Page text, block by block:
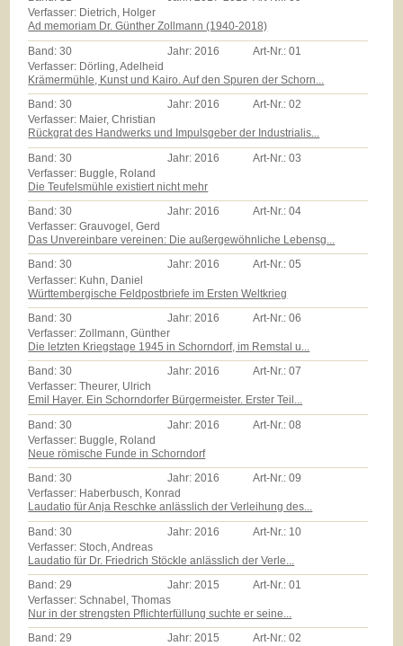
Verfasser: Dietrich, Holger
Ad memoriam Dr. Günther Zollmann (1940-2018)
Band:30 Jahr: 2016 Art-Nr.:01
Verfasser: Dörling, Adelheid
Krämermühle, Kunst und Kairo. Auf den Spuren der Schorn...
Band:30 Jahr:2016 Art-Nr.:02
Verfasser: Maier, Christian
Rückgrat des Handwerks und Impulsgeber der Industrialis...
Band:30 Jahr: 2016 Art-Nr.:03
Verfasser: Buggle, Roland
Die Teufelsmühle existiert nicht mehr
Band:30 Jahr:2016 Art-Nr.:04
Verfasser: Grauvogel, Gerd
Das Unvereinbare vereinen: Die außergewöhnliche Lebensg...
Band:30 Jahr:2016 Art-Nr.:05
Verfasser: Kuhn, Daniel
Württembergische Feldpostbriefe im Ersten Weltkrieg
Band:30 Jahr:2016 Art-Nr.:06
Verfasser: Zollmann, Günther
Die letzten Kriegstage 1945 in Schorndorf, im Remstal u...
Band:30 Jahr:2016 Art-Nr.:07
Verfasser: Theurer, Ulrich
Emil Hayer. Ein Schorndorfer Bürgermeister. Erster Teil...
Band:30 Jahr: 2016 Art-Nr.:08
Verfasser: Buggle, Roland
Neue römische Funde in Schorndorf
Band:30 Jahr:2016 Art-Nr.:09
Verfasser: Haberbusch, Konrad
Laudatio für Anja Reschke anlässlich der Verleihung des...
Band:30 Jahr: 2016 Art-Nr.: 10
Verfasser: Stoch, Andreas
Laudatio für Dr. Friedrich Stöckle anlässlich der Verle...
Band:29 Jahr:2015 Art-Nr.:01
Verfasser: Schnabel, Thomas
Nur in der strengsten Pflichterfüllung suchte er seine...
Band:29 Jahr:2015 Art-Nr.:02